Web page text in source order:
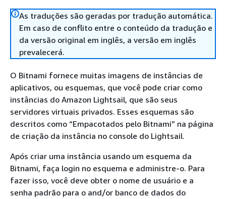
As traduções são geradas por tradução automática.
Em caso de conflito entre o conteúdo da tradução e
da versão original em inglês, a versão em inglês
prevalecerá.
O Bitnami fornece muitas imagens de instâncias de
aplicativos, ou esquemas, que você pode criar como
instâncias do Amazon Lightsail, que são seus
servidores virtuais privados. Esses esquemas são
descritos como “Empacotados pelo Bitnami” na página
de criação da instância no console do Lightsail.
Após criar uma instância usando um esquema da
Bitnami, faça login no esquema e administre-o. Para
fazer isso, você deve obter o nome de usuário e a
senha padrão para o and/or banco de dados do